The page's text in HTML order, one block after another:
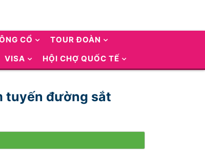
CỔ
TOUR ĐOÀN
VISA HỘI CHỢ QUỐC TẾ
tuyến đường sắt